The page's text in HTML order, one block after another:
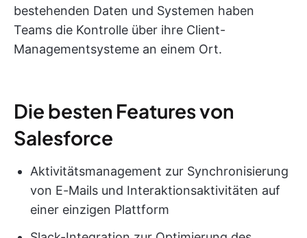
bestehenden Daten und Systemen haben
Teams die Kontrolle über ihre Client-
Managementsysteme an einem Ort.
Die besten Features von
Salesforce
Aktivitätsmanagement zur Synchronisierung
von E-Mails und Interaktionsaktivitäten auf
einer einzigen Plattform